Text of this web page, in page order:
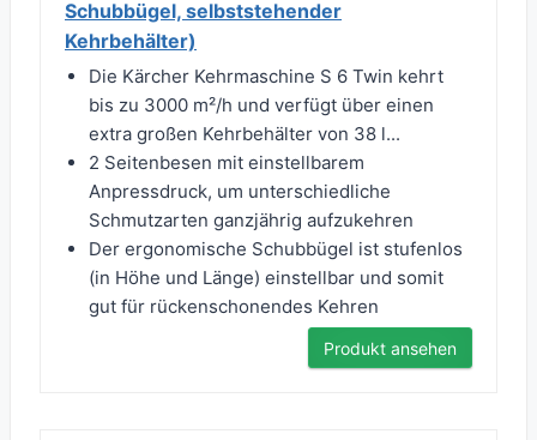
Schubbügel, selbststehender
Kehrbehälter)
Die Kärcher Kehrmaschine S 6 Twin kehrt
bis zu 3000 m²/h und verfügt über einen
extra großen Kehrbehälter von 38 l...
2 Seitenbesen mit einstellbarem
Anpressdruck, um unterschiedliche
Schmutzarten ganzjährig aufzukehren
Der ergonomische Schubbügel ist stufenlos
(in Höhe und Länge) einstellbar und somit
gut für rückenschonendes Kehren
Produkt ansehen